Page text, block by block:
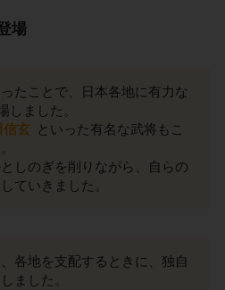
場
たことで、日本各地に有力な
しました。
信玄 といった有名な武将もこ
しのぎを削りながら、自らの
ていきました。
各地を支配するときに、独自
ました。